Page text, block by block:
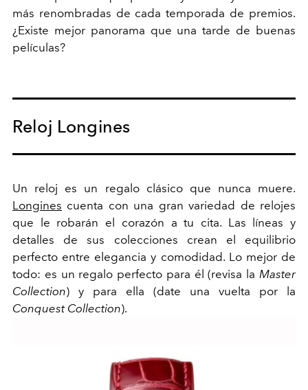
más renombradas de cada temporada de premios.
¿Existe mejor panorama que una tarde de buenas
películas?
Reloj Longines
Un reloj es un regalo clásico que nunca muere.
Longines cuenta con una gran variedad de relojes
que le robarán el corazón a tu cita. Las líneas y
detalles de sus colecciones crean el equilibrio
perfecto entre elegancia y comodidad. Lo mejor de
todo: es un regalo perfecto para él (revisa la Master
Collection) y para ella (date una vuelta por la
Conquest Collection).